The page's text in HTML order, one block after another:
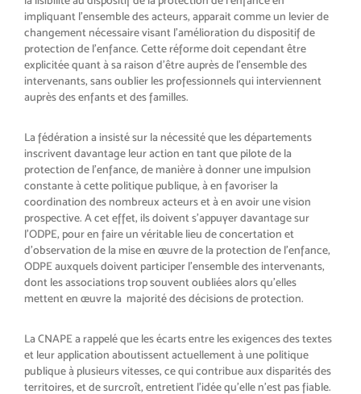
impliquant l’ensemble des acteurs, apparait comme un levier de
changement nécessaire visant l’amélioration du dispositif de
protection de l’enfance. Cette réforme doit cependant être
explicitée quant à sa raison d’être auprès de l’ensemble des
intervenants, sans oublier les professionnels qui interviennent
auprès des enfants et des familles.
La fédération a insisté sur la nécessité que les départements
inscrivent davantage leur action en tant que pilote de la
protection de l’enfance, de manière à donner une impulsion
constante à cette politique publique, à en favoriser la
coordination des nombreux acteurs et à en avoir une vision
prospective. A cet effet, ils doivent s’appuyer davantage sur
l’ODPE, pour en faire un véritable lieu de concertation et
d’observation de la mise en œuvre de la protection de l’enfance,
ODPE auxquels doivent participer l’ensemble des intervenants,
dont les associations trop souvent oubliées alors qu’elles
mettent en œuvre la majorité des décisions de protection.
La CNAPE a rappelé que les écarts entre les exigences des textes
et leur application aboutissent actuellement à une politique
publique à plusieurs vitesses, ce qui contribue aux disparités des
territoires, et de surcroît, entretient l’idée qu’elle n’est pas fiable.